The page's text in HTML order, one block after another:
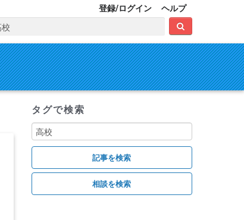
登録/ログイン ヘルプ
タグで検索